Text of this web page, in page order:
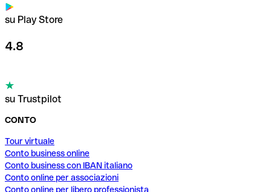
su Play Store
4.8
su Trustpilot
CONTO
Tour virtuale
Conto business online
Conto business con IBAN italiano
Conto online per associazioni
Conto online per libero professionista